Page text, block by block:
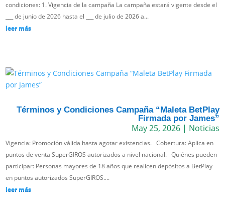
condiciones: 1. Vigencia de la campaña La campaña estará vigente desde el
___ de junio de 2026 hasta el ___ de julio de 2026 a...
leer más
Términos y Condiciones Campaña “Maleta BetPlay
Firmada por James”
May 25, 2026| Noticias
Vigencia: Promoción válida hasta agotar existencias. Cobertura: Aplica en
puntos de venta SuperGIROS autorizados a nivel nacional. Quiénes pueden
participar: Personas mayores de 18 años que realicen depósitos a BetPlay
en puntos autorizados SuperGIROS....
leer más